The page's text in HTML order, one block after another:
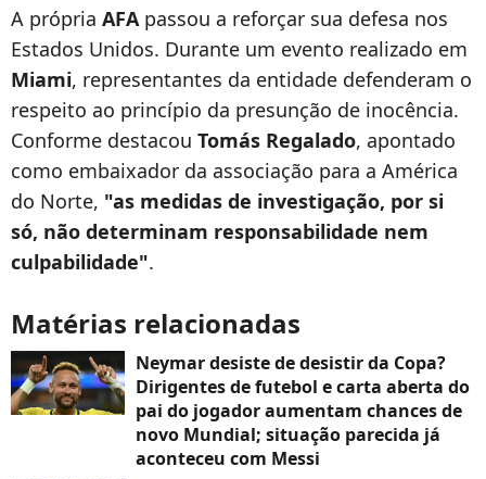
A própria AFA passou a reforçar sua defesa nos
Estados Unidos. Durante um evento realizado em
Miami, representantes da entidade defenderam o
respeito ao princípio da presunção de inocência.
Conforme destacou Tomás Regalado, apontado
como embaixador da associação para a América
do Norte, "as medidas de investigação, por si
só, não determinam responsabilidade nem
culpabilidade".
Matérias relacionadas
Neymar desiste de desistir da Copa?
Dirigentes de futebol e carta aberta do
pai do jogador aumentam chances de
novo Mundial; situação parecida já
aconteceu com Messi